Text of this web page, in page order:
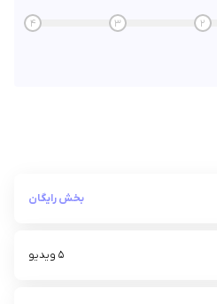
2
3
4
بخش رایگان
5 ویدیو